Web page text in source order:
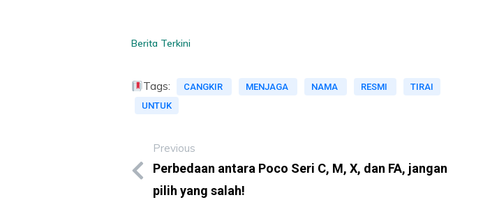
Berita Terkini
Tags: CANGKIR MENJAGA NAMA RESMI
TIRAI
UNTUK
Previous
Perbedaan antara Poco Seri C, M, X, dan FA, jangan
pilih yang salah!